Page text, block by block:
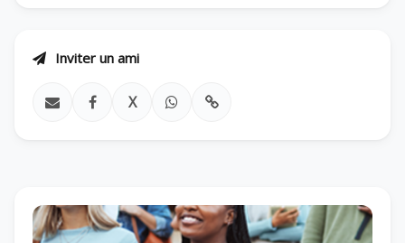
Inviter un ami
X